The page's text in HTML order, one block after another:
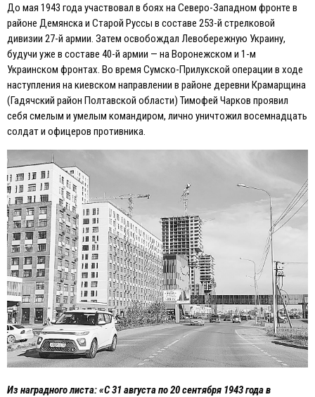
До мая 1943 года участвовал в боях на Северо-Западном фронте в
районе Демянска и Старой Руссы в составе 253-й стрелковой
дивизии 27-й армии. Затем освобождал Левобережную Украину,
будучи уже в составе 40-й армии — на Воронежском и 1-м
Украинском фронтах. Во время Сумско-Прилукской операции в ходе
наступления на киевском направлении в районе деревни Крамарщина
(Гадячский район Полтавской области) Тимофей Чарков проявил
себя смелым и умелым командиром, лично уничтожил восемнадцать
солдат и офицеров противника.
Из наградного листа: «С 31 августа по 20 сентября 1943 года в